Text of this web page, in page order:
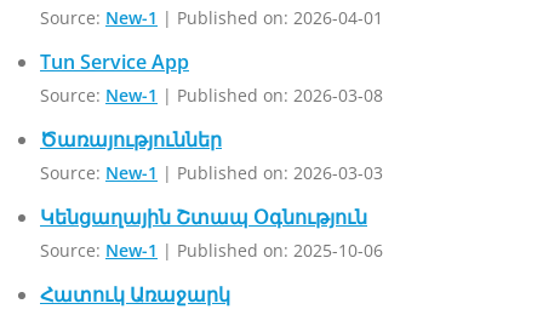
Source: New-1 Published on: 2026-04-01
Tun Service App
Source: New-1 Published on: 2026-03-08
Ծառայություններ
Source: New-1 Published on: 2026-03-03
Կենցաղային Շտապ Օգնություն
Source: New-1 Published on: 2025-10-06
Հատուկ Առաջարկ